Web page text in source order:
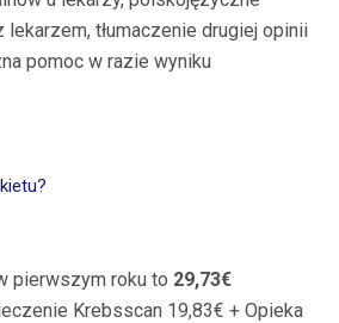
tłumaczenie drugiej opinii
pomoc w razie wyniku
pierwszym roku to 29,73€
Krebsscan 19,83€ + Opieka